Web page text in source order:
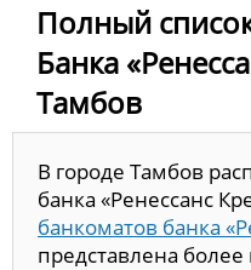
Полный
Банка
Тамбов
В городе Тамбов
банка «Ренессанс
банкоматов банка
представлена